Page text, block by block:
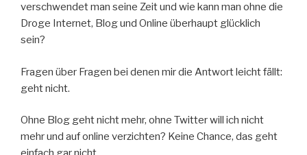
verschwendet man seine Zeit und wie kann man ohne die
Droge Internet, Blog und Online überhaupt glücklich
sein?
Fragen über Fragen bei denen mir die Antwort leicht fällt:
geht nicht.
Ohne Blog geht nicht mehr, ohne Twitter will ich nicht
mehr und auf online verzichten? Keine Chance, das geht